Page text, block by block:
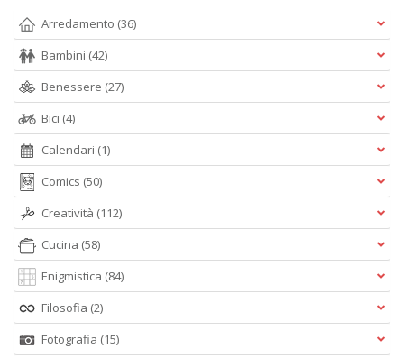
Arredamento (36)
Bambini (42)
Benessere (27)
Bici (4)
Calendari (1)
Comics (50)
Creatività (112)
Cucina (58)
Enigmistica (84)
Filosofia (2)
Fotografia (15)